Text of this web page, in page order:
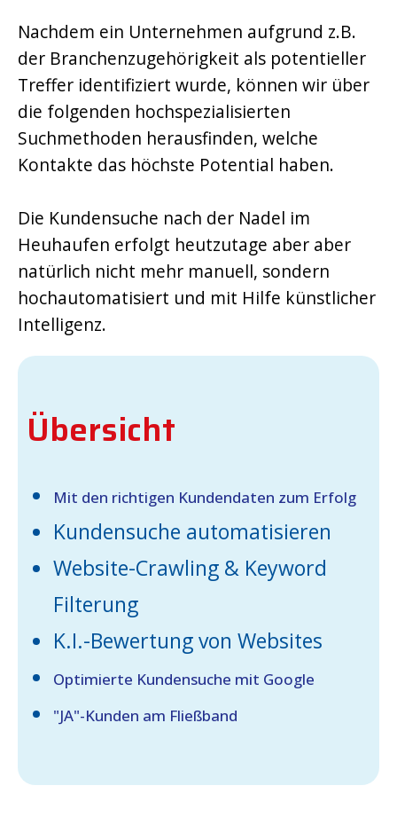
Nachdem ein Unternehmen aufgrund z.B.
der Branchenzugehörigkeit als potentieller
Treffer identifiziert wurde, können wir über
die folgenden hochspezialisierten
Suchmethoden herausfinden, welche
Kontakte das höchste Potential haben.
Die Kundensuche nach der Nadel im
Heuhaufen erfolgt heutzutage aber aber
natürlich nicht mehr manuell, sondern
hochautomatisiert und mit Hilfe künstlicher
Intelligenz.
Übersicht
Mit den richtigen Kundendaten zum Erfolg
Kundensuche automatisieren
Website-Crawling & Keyword
Filterung
K.I.-Bewertung von Websites
Optimierte Kundensuche mit Google
"JA"-Kunden am Fließband